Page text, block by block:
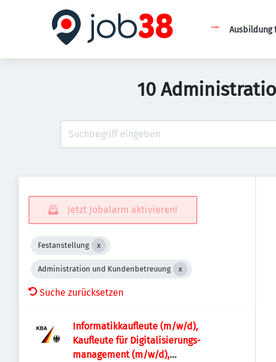
Ausbildung
10
Jetzt Jobalarm aktivieren!
Festanstellung
Administration und Kundenbetreuung
Suche zurücksetzen
Informatik­kaufleute (m/w/d),
Kaufleute für Digitalisierungs­
management (m/w/d),